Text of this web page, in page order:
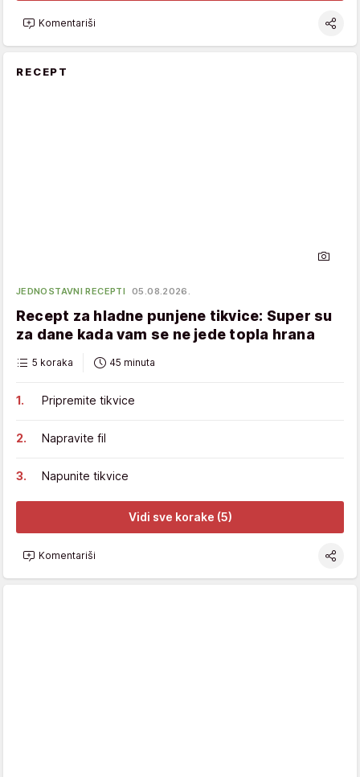
Komentariši
RECEPT
JEDNOSTAVNI RECEPTI 05.08.2026.
Recept za hladne punjene tikvice: Super su
za dane kada vam se ne jede topla hrana
5 koraka 45 minuta
Pripremite tikvice
Napravite fil
Napunite tikvice
Vidi sve korake (5)
Komentariši